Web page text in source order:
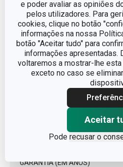
e poder avaliar as opiniões
pelos utilizadores. Para
cookies, clique no botão
informações na nossa
botão "Aceitar tudo" para
informações apresentadas.
voltaremos a mostrar-lhe esta
exceto no caso se
Aceitar
Pode recusar o
MATERIAL
TIPO
MÁQUINA DE LAVAR LOUÇA
GARANTIA (EM ANOS)